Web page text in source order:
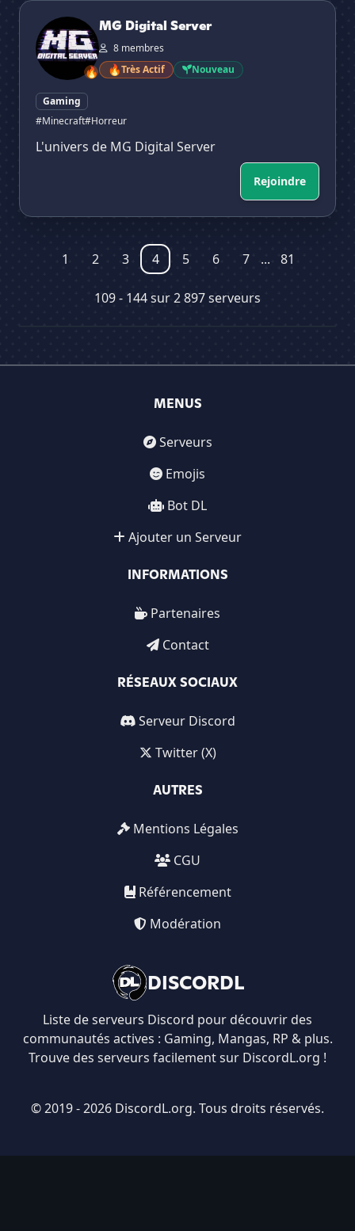
MG Digital Server
🔥
MG Digital Server
8 membres
🔥Très Actif Nouveau
Gaming
#Minecraft#Horreur
L'univers de MG Digital Server
Rejoindre
1 2 3 4 5 6 7 ... 81
109 - 144 sur 2 897 serveurs
DISCORDL
Liste de serveurs Discord pour découvrir des
communautés actives : Gaming, Mangas, RP & plus.
Trouve des serveurs facilement sur DiscordL.org !
MENUS
Serveurs
Emojis
Bot DL
Ajouter un Serveur
INFORMATIONS
Partenaires
Contact
RÉSEAUX SOCIAUX
Serveur Discord
Twitter (X)
AUTRES
Mentions Légales
CGU
Référencement
Modération
© 2019 - 2026 DiscordL.org. Tous droits réservés.